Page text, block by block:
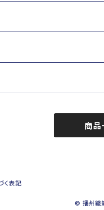
商品
く表記
© 播州織